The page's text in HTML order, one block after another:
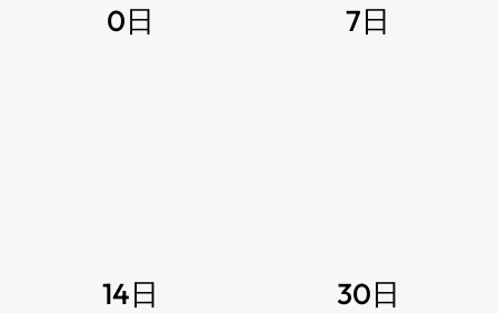
0日 7日
14日 30日